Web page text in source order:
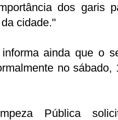
dos garis
cidade."
ainda que o
no sábado,
Pública